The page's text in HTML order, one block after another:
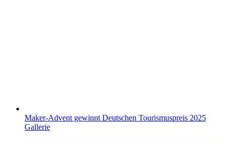
Maker-Advent gewinnt Deutschen Tourismuspreis 2025
Gallerie